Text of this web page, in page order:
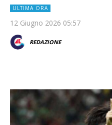
ULTIMA ORA
12 Giugno 2026 05:57
REDAZIONE